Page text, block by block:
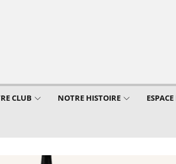
CLUB NOTRE HISTOIRE